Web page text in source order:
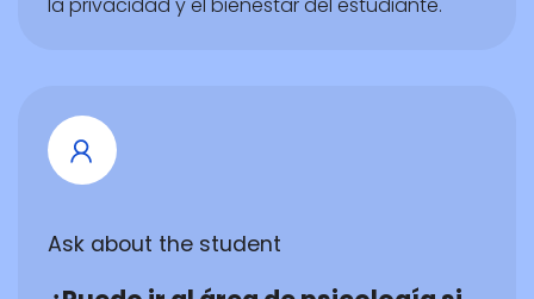
Ask about the student